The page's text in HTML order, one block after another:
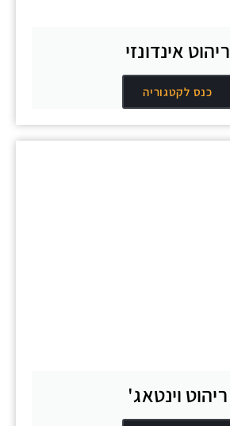
ריהוט אינדונזי
כנס לקטגוריה
ריהוט וינטאג'